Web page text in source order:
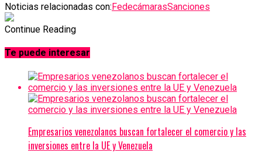
Noticias relacionadas con:FedecámarasSanciones
Continue Reading
Te puede interesar
Empresarios venezolanos buscan fortalecer el comercio y las
inversiones entre la UE y Venezuela